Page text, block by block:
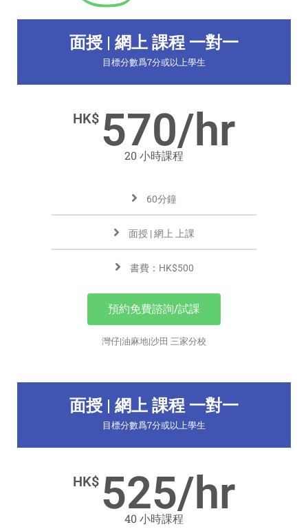
面授 | 網上 課程 一對一
目標分數爲7分或以上學生
HK$ 570/hr
20 小時課程
60分鐘
面授 | 網上 上課
書費：HK$500
預約免費諮詢/試課
灣仔|油麻地|沙田 三家分校
面授 | 網上 課程 一對一
目標分數爲7分或以上學生
HK$ 525/hr
40 小時課程